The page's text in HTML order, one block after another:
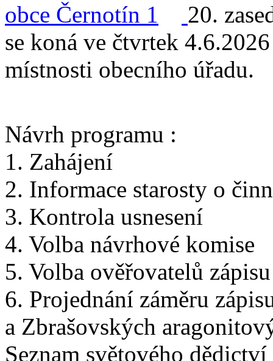
20.
se koná ve čtvrtek
místnosti obecního úřadu.
Návrh programu :
1. Zahájení
2. Informace starosty o
3. Kontrola usnesení
4. Volba návrhové komise
5. Volba ověřovatelů zápisu
6. Projednání záměru
a Zbrašovských
Seznam světového